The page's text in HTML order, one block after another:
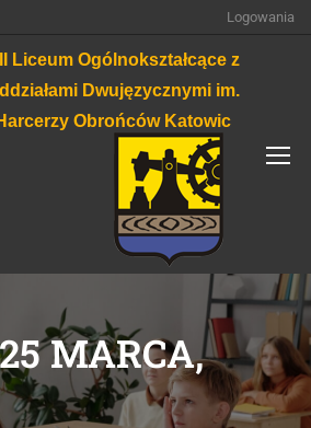
Logowania
Liceum Ogólnokształcące z
Dwujęzycznymi im.
Obrońców Katowic
MARCA,